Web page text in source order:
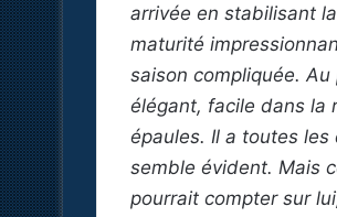
arrivée en stabilisant
maturité
saison compliquée.
élégant, facile dans la
épaules. Il a toutes
semble évident. Mais
pourrait compter sur